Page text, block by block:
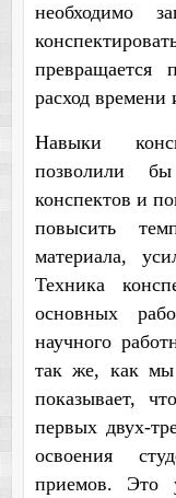
необходимо
превращается
расход времени
Навыки
позволили
конспектов и
повысить
материала,
Техника
основных
научного
так же, как мы
показывает,
первых двух-
освоения
приемов. Это